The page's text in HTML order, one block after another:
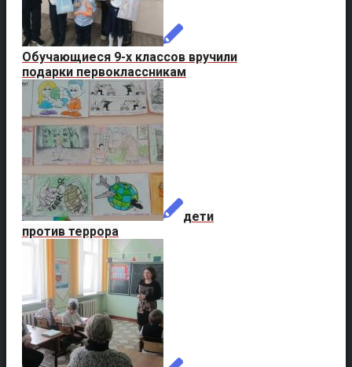
Обучающиеся 9-х классов вручили
подарки первоклассникам
дети
против террора